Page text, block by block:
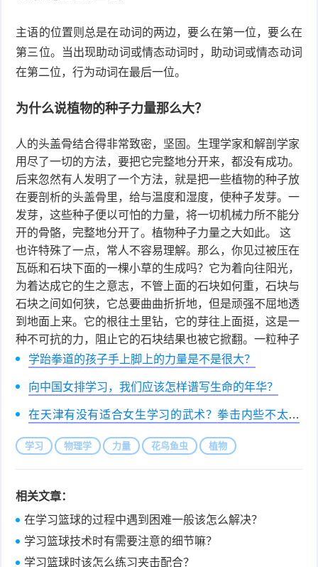
主语的位置则总是在动词的两边，要么在第一位，要么在
第三位。当出现助动词或情态动词时，助动词或情态动词
在第二位，行为动词在最后一位。
为什么说植物的种子力量那么大？
人的头盖骨结合得非常致密，坚固。生理学家和解剖学家
用尽了一切的方法，要把它完整地分开来，都没有成功。
后来忽然有人发明了一个方法，就是把一些植物的种子放
在要剖析的头盖骨里，给与温度和湿度，使种子发芽。一
发芽，这些种子便以可怕的力量，将一切机械力所不能分
开的骨骼，完整地分开了。植物种子力量之大如此。 这
也许特殊了一点，常人不容易理解。那么，你见过被压在
瓦砾和石块下面的一棵小草的生成吗？它为着向往阳光，
为着达成它的生之意志，不管上面的石块如何重，石块与
石块之间如何狭，它总要曲曲折折地，但是顽强不屈地透
到地面上来。它的根往土里钻，它的芽往上面挺，这是一
种不可抗的力，阻止它的石块结果也被它掀翻。一粒种子
学跆拳道的孩子手上脚上的力量是不是很大？
向中国女排学习，我们应该怎样谱写生命的年华？
在天津有没有适合女生学习的武术？拳击内些不太想
学习 物理学 力量 花鸟鱼虫 植物
相关文章：
在学习篮球的过程中遇到困难一般该怎么解决？
学习篮球技术时有需要注意的细节嘛？
学习篮球时该怎么练习夹击配合？